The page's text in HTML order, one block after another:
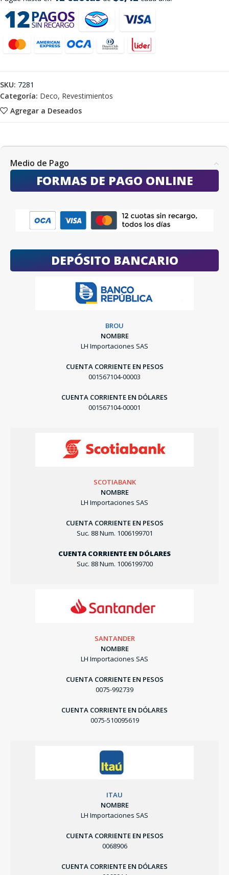
Agregar a Deseados
SKU: 7281
Categoría: Deco, Revestimientos
Medio de Pago
FORMAS DE PAGO ONLINE
DEPÓSITO BANCARIO
BROU
NOMBRE
LH Importaciones SAS
CUENTA CORRIENTE EN PESOS
001567104-00003
CUENTA CORRIENTE EN DÓLARES
001567104-00001
SCOTIABANK
NOMBRE
LH Importaciones SAS
CUENTA CORRIENTE EN PESOS
Suc. 88 Num. 1006199701
CUENTA CORRIENTE EN DÓLARES
Suc. 88 Num. 1006199700
SANTANDER
NOMBRE
LH Importaciones SAS
CUENTA CORRIENTE EN PESOS
0075-992739
CUENTA CORRIENTE EN DÓLARES
0075-510095619
ITAU
NOMBRE
LH Importaciones SAS
CUENTA CORRIENTE EN PESOS
0068906
CUENTA CORRIENTE EN DÓLARES